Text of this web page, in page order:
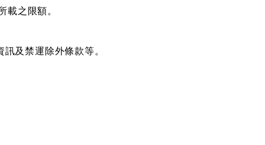
之限額。
及禁運除外條款等。